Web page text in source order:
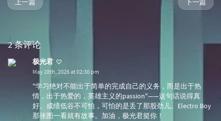
下一篇
上一篇
2 条评论
极光君
May 28th, 2026 at 02:30 pm
"学习绝对不能出于简单的完成自己的义务，而是出于热
情，出于热爱的，英雄主义的passion"——这句话说得真
好。成绩低谷不可怕，可怕的是丢了那股劲儿。Electro Boy
那张图一看就有故事。加油，极光君挺你！